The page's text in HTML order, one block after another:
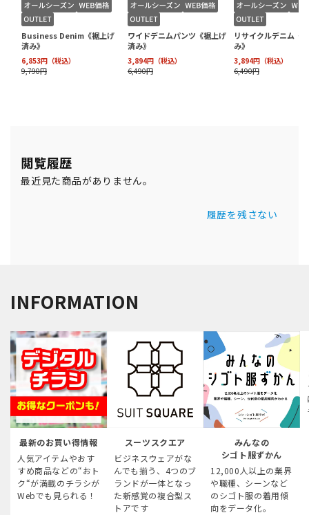
閲覧履歴
最近見た商品がありません。
履歴を残さない
INFORMATION
最新のお買い得情報
人気アイテムやおす
すめ商品などの“おト
ク“が満載のチラシが
Webでも見られる！
スーツスクエア
ビジネスウェアがな
んでも揃う、4つのブ
ランドが一体となっ
た新感覚の複合型ス
トアです
みんなの
シゴト服ずかん
12,000人以上の業界
や職種、シーンなど
のシゴト服の着用傾
向をデータ化。